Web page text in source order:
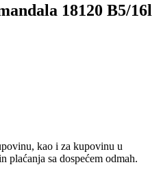
18120 B5/16l
kao i za kupovinu u
plaćanja sa dospećem odmah.